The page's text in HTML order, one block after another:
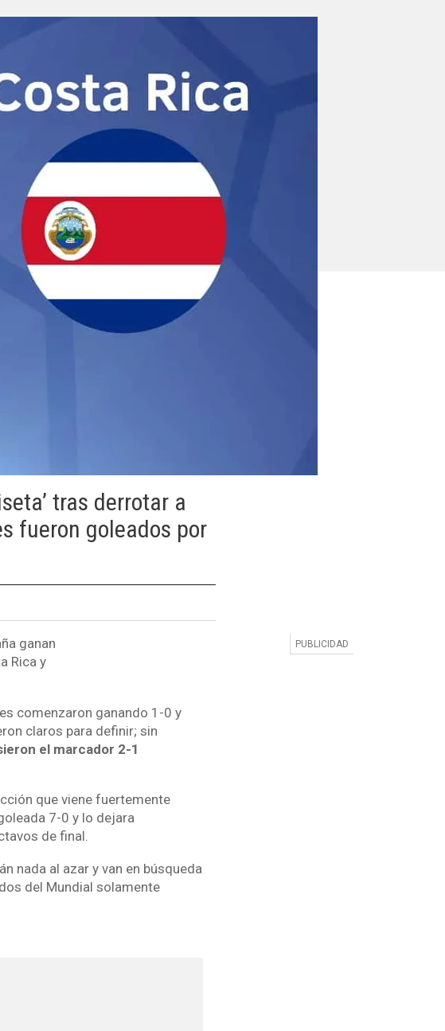
tras derrotar a
fueron goleados por
ganan
Rica y
comenzaron ganando 1-0 y
claros para definir; sin
el marcador 2-1
que viene fuertemente
7-0 y lo dejara
de final.
nada al azar y van en búsqueda
del Mundial solamente